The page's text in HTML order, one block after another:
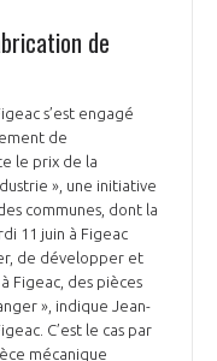
de
s’est engagé
de
le prix de la
», une initiative
communes, dont la
11 juin à Figeac
de développer et
Figeac, des pièces
», indique Jean-
C’est le cas par
mécanique